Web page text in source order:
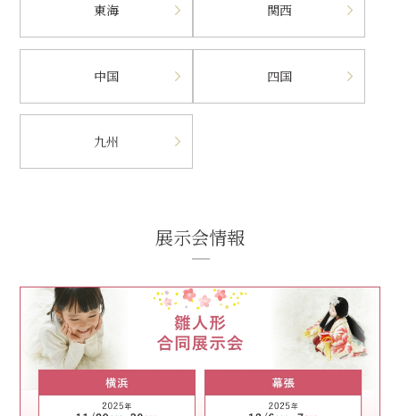
東海 関西
中国 四国
九州
展示会情報